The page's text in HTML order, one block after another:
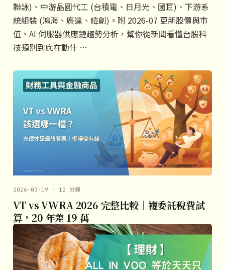
聯詠)、中游晶圓代工 (台積電、日月光、國巨)、下游系
統組裝 (鴻海、廣達、緯創)。附 2026-07 更新股價與市
值、AI 伺服器供應鏈趨勢分析，幫你從新聞看懂台股科
技類別到底在動什 …
2026-03-19 · 12 分鐘
VT vs VWRA 2026 完整比較｜複委託稅費試
算，20 年差 19 萬